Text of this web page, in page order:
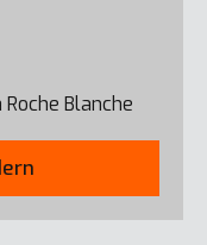
Roche Blanche